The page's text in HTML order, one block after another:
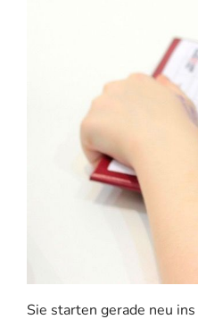
Sie starten gerade neu